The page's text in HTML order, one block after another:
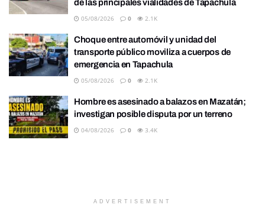
de las principales vialidades de Tapachula
05/08/2026 0 2.1K
Choque entre automóvil y unidad del
transporte público moviliza a cuerpos de
emergencia en Tapachula
05/08/2026 0 2.1K
Hombre es asesinado a balazos en Mazatán;
investigan posible disputa por un terreno
04/08/2026 0 3.4K
ADVERTISEMENT